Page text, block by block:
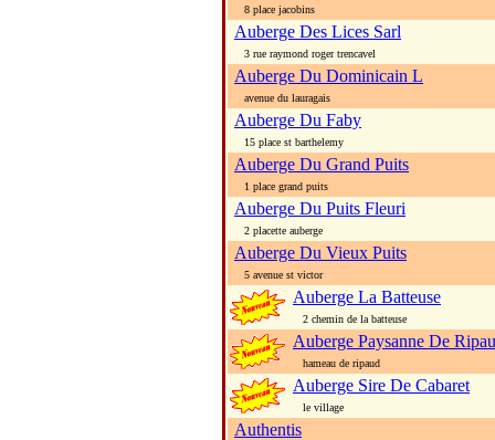
8 place jacobins
Auberge Des Lices Sarl
3 rue raymond roger trencavel
Auberge Du Dominicain L
avenue du lauragais
Auberge Du Faby
15 place st barthelemy
Auberge Du Grand Puits
1 place grand puits
Auberge Du Puits Fleuri
2 placette auberge
Auberge Du Vieux Puits
5 avenue st victor
Auberge La Batteuse
2 chemin de la batteuse
Auberge Paysanne De
hameau de ripaud
Auberge Sire De Cabaret
le village
Authentis